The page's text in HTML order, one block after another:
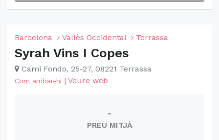
Barcelona Vallès Occidental Terrassa
Syrah Vins I Copes
Cami Fondo, 25-27, 08221 Terrassa
Com arribar-hi | Veure web
-
PREU MITJÀ